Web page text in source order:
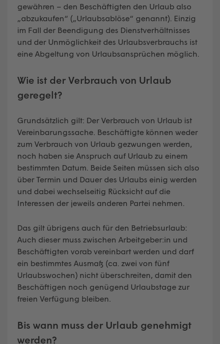
gewähren – den Beschäftigten den Urlaub also
„abzukaufen“ („Urlaubsablöse“ genannt). Einzig
im Fall der Beendigung des Dienstverhältnisses
und der Unmöglichkeit des Urlaubsverbrauchs ist
eine Abgeltung von Urlaubsansprüchen möglich.
Wie ist der Verbrauch von Urlaub
geregelt?
Grundsätzlich gilt: Der Verbrauch von Urlaub ist
Vereinbarungssache. Beschäftigte können weder
zum Verbrauch von Urlaub gezwungen werden,
noch haben sie Anspruch auf Urlaub zu einem
bestimmten Datum. Beide Seiten müssen sich also
über Termin und Dauer des Urlaubs einig werden
und dabei wechselseitig Rücksicht auf die
Interessen der jeweils anderen Partei nehmen.
Das gilt übrigens auch für den Betriebsurlaub:
Auch dieser muss zwischen Arbeitgeber:in und
Beschäftigten vorab vereinbart werden und darf
ein bestimmtes Ausmaß (ca. zwei von fünf
Urlaubswochen) nicht überschreiten, damit den
Beschäftigen noch genügend Urlaubstage zur
freien Verfügung bleiben.
Bis wann muss der Urlaub genehmigt
werden?